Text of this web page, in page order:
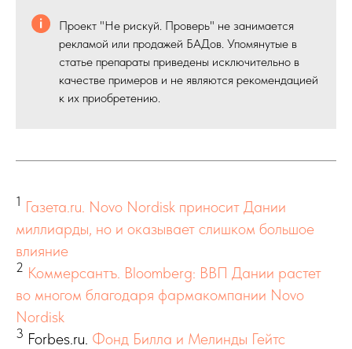
Проект "Не рискуй. Проверь" не занимается
рекламой или продажей БАДов. Упомянутые в
статье препараты приведены исключительно в
качестве примеров и не являются рекомендацией
к их приобретению.
1 Газета.ru. Novo Nordisk приносит Дании
миллиарды, но и оказывает слишком большое
влияние
2 Коммерсантъ. Bloomberg: ВВП Дании растет
во многом благодаря фармакомпании Novo
Nordisk
3 Forbes.ru. Фонд Билла и Мелинды Гейтс